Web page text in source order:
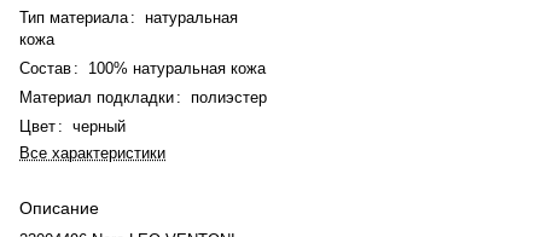
Тип материала : натуральная
кожа
Состав :
100% натуральная кожа
Материал подкладки : полиэстер
Цвет : черный
Все характеристики
Описание